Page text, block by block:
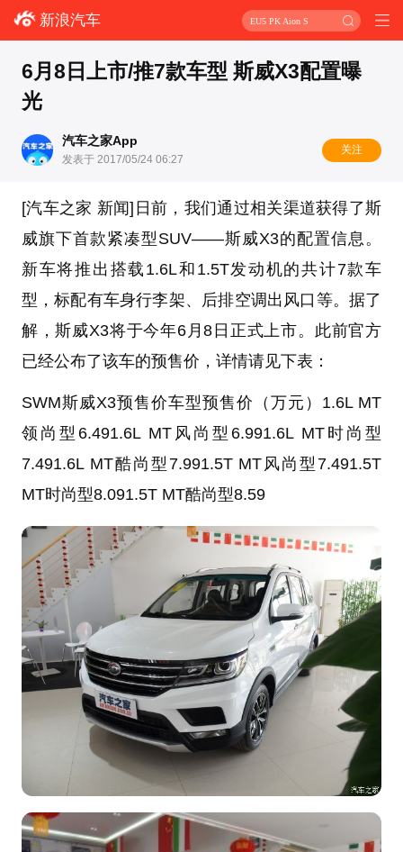
新浪汽车 EU5 PK Aion S
6月8日上市/推7款车型 斯威X3配置曝
光
汽车之家App
发表于 2017/05/24 06:27
关注
[汽车之家 新闻]日前，我们通过相关渠道获得了斯
威旗下首款紧凑型SUV——斯威X3的配置信息。
新车将推出搭载1.6L和1.5T发动机的共计7款车
型，标配有车身行李架、后排空调出风口等。据了
解，斯威X3将于今年6月8日正式上市。此前官方
已经公布了该车的预售价，详情请见下表：
SWM斯威X3预售价车型预售价（万元） 1.6L MT
领尚型6.491.6L MT风尚型6.991.6L MT时尚型
7.491.6L MT酷尚型7.991.5T MT风尚型7.491.5T
MT时尚型8.091.5T MT酷尚型8.59